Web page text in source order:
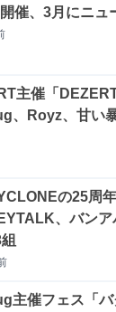
催、3月にニュ
主催「
、Royz、甘い
の25周
、バン
主催フェス「